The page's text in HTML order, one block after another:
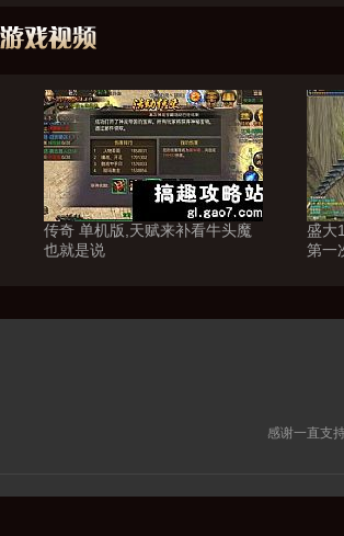
传奇 单机版,天赋来补看牛头魔
也就是说
盛大
第一
感谢一直支